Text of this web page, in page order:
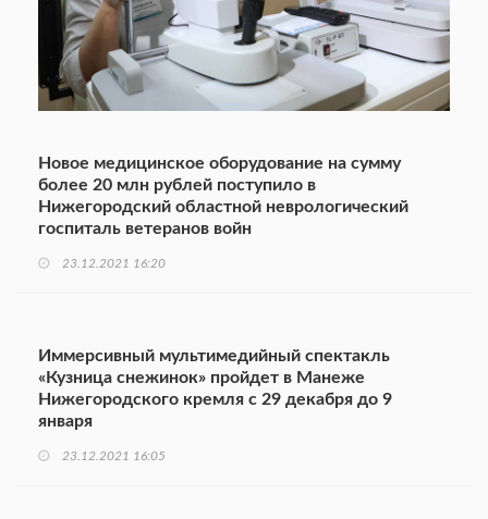
Новое медицинское оборудование на сумму
более 20 млн рублей поступило в
Нижегородский областной неврологический
госпиталь ветеранов войн
23.12.2021 16:20
Иммерсивный мультимедийный спектакль
«Кузница снежинок» пройдет в Манеже
Нижегородского кремля с 29 декабря до 9
января
23.12.2021 16:05